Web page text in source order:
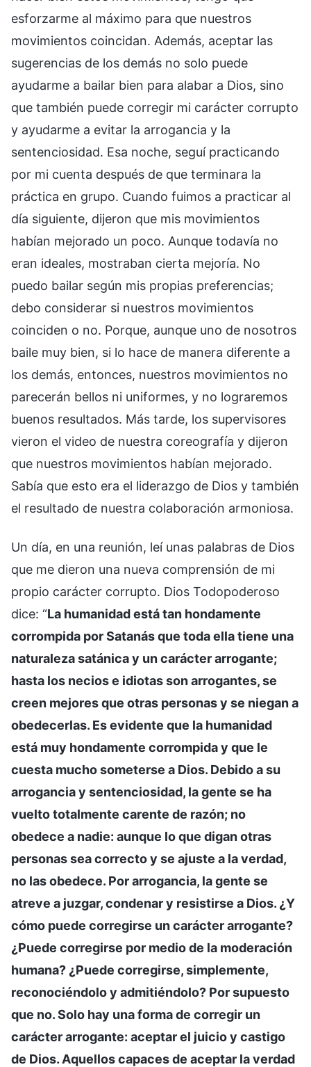
esforzarme al máximo para que nuestros
movimientos coincidan. Además, aceptar las
sugerencias de los demás no solo puede
ayudarme a bailar bien para alabar a Dios, sino
que también puede corregir mi carácter corrupto
y ayudarme a evitar la arrogancia y la
sentenciosidad. Esa noche, seguí practicando
por mi cuenta después de que terminara la
práctica en grupo. Cuando fuimos a practicar al
día siguiente, dijeron que mis movimientos
habían mejorado un poco. Aunque todavía no
eran ideales, mostraban cierta mejoría. No
puedo bailar según mis propias preferencias;
debo considerar si nuestros movimientos
coinciden o no. Porque, aunque uno de nosotros
baile muy bien, si lo hace de manera diferente a
los demás, entonces, nuestros movimientos no
parecerán bellos ni uniformes, y no lograremos
buenos resultados. Más tarde, los supervisores
vieron el video de nuestra coreografía y dijeron
que nuestros movimientos habían mejorado.
Sabía que esto era el liderazgo de Dios y también
el resultado de nuestra colaboración armoniosa.
Un día, en una reunión, leí unas palabras de Dios
que me dieron una nueva comprensión de mi
propio carácter corrupto. Dios Todopoderoso
dice: “La humanidad está tan hondamente
corrompida por Satanás que toda ella tiene una
naturaleza satánica y un carácter arrogante;
hasta los necios e idiotas son arrogantes, se
creen mejores que otras personas y se niegan a
obedecerlas. Es evidente que la humanidad
está muy hondamente corrompida y que le
cuesta mucho someterse a Dios. Debido a su
arrogancia y sentenciosidad, la gente se ha
vuelto totalmente carente de razón; no
obedece a nadie: aunque lo que digan otras
personas sea correcto y se ajuste a la verdad,
no las obedece. Por arrogancia, la gente se
atreve a juzgar, condenar y resistirse a Dios. ¿Y
cómo puede corregirse un carácter arrogante?
¿Puede corregirse por medio de la moderación
humana? ¿Puede corregirse, simplemente,
reconociéndolo y admitiéndolo? Por supuesto
que no. Solo hay una forma de corregir un
carácter arrogante: aceptar el juicio y castigo
de Dios. Aquellos capaces de aceptar la verdad